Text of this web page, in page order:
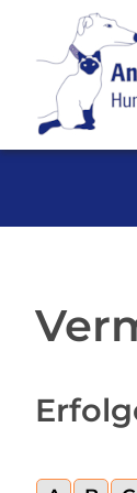
SKIP TO